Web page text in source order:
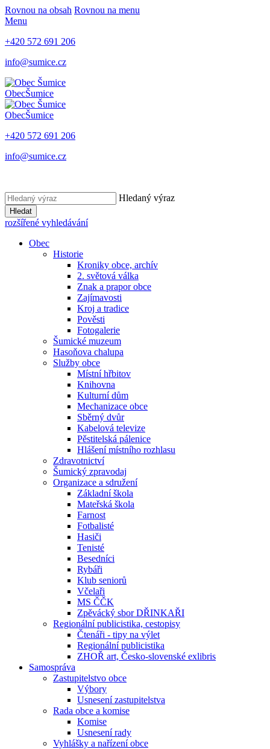
Rovnou na obsah Rovnou na menu
Menu
+420 572 691 206
info@sumice.cz
ObecŠumice
ObecŠumice
+420 572 691 206
info@sumice.cz
Hledaný výraz
Hledat
rozšířené vyhledávání
Obec
Historie
Kroniky obce, archív
2. světová válka
Znak a prapor obce
Zajímavosti
Kroj a tradice
Pověsti
Fotogalerie
Šumické muzeum
Hasoňova chalupa
Služby obce
Místní hřbitov
Knihovna
Kulturní dům
Mechanizace obce
Sběrný dvůr
Kabelová televize
Pěstitelská pálenice
Hlášení místního rozhlasu
Zdravotnictví
Šumický zpravodaj
Organizace a sdružení
Základní škola
Mateřská škola
Farnost
Fotbalisté
Hasiči
Tenisté
Besedníci
Rybáři
Klub seniorů
Včelaři
MS ČČK
Zpěvácký sbor DŘINKAŘI
Regionální publicistika, cestopisy
Čtenáři - tipy na výlet
Regionální publicistika
ZHOŘ art, Česko-slovenské exlibris
Samospráva
Zastupitelstvo obce
Výbory
Usnesení zastupitelstva
Rada obce a komise
Komise
Usnesení rady
Vyhlášky a nařízení obce